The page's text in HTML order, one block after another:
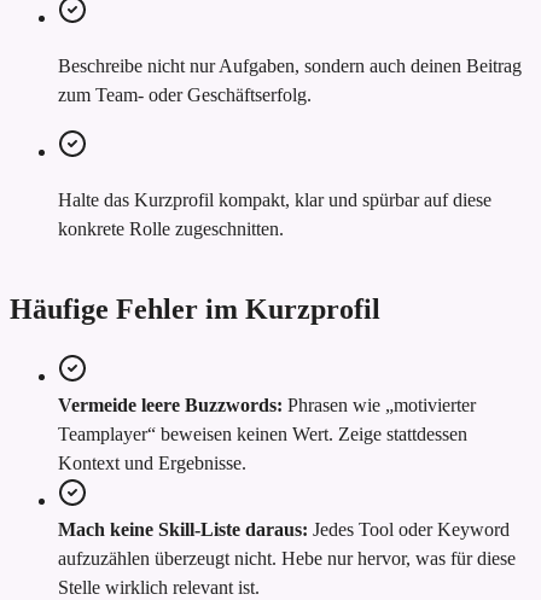
Beschreibe nicht nur Aufgaben, sondern auch deinen Beitrag
zum Team- oder Geschäftserfolg.
Halte das Kurzprofil kompakt, klar und spürbar auf diese
konkrete Rolle zugeschnitten.
Häufige Fehler im Kurzprofil
Vermeide leere Buzzwords: Phrasen wie „motivierter
Teamplayer“ beweisen keinen Wert. Zeige stattdessen
Kontext und Ergebnisse.
Mach keine Skill-Liste daraus: Jedes Tool oder Keyword
aufzuzählen überzeugt nicht. Hebe nur hervor, was für diese
Stelle wirklich relevant ist.